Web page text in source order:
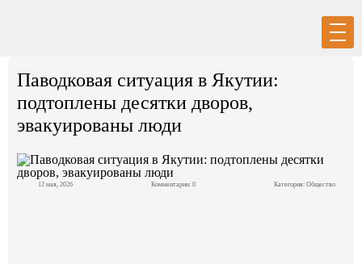
Регистрация
Политика
Паводковая ситуация в Якутии:
подтоплены десятки дворов,
эвакуированы люди
12 мая, 2026 Комментарии: 0 Категория: Общество